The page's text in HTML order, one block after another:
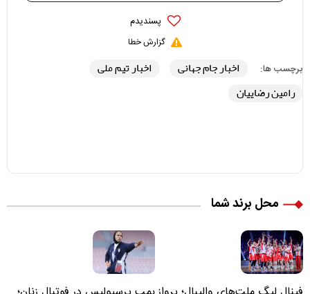
پسندیدم
گزارش خطا
برچسب ها: اخبار جام جهانی
اخبار تیم ملی
رامین رضاییان
محل برند شما